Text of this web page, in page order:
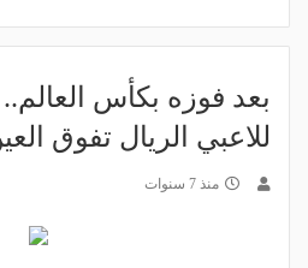
بعد فوزه بكأس العالم..
للاعبي الريال تفوق العين
منذ 7 سنوات